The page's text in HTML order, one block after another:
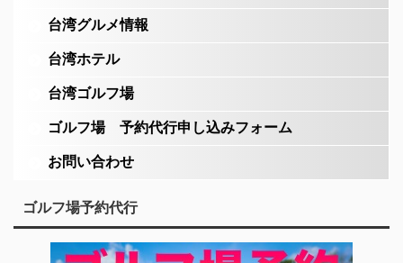
台湾グルメ情報
台湾ホテル
台湾ゴルフ場
ゴルフ場 予約代行申し込みフォーム
お問い合わせ
ゴルフ場予約代行